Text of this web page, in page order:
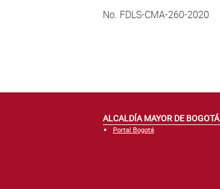
No. FDLS-CMA-260-2020
ALCALDÍA MAYOR DE BOGOTÁ
Portal Bogotá